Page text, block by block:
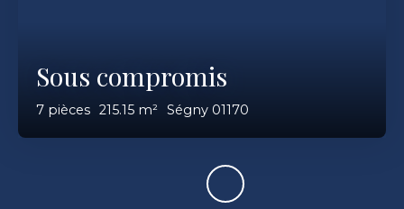
Sous compromis
7 pièces 215.15 m² Ségny 01170